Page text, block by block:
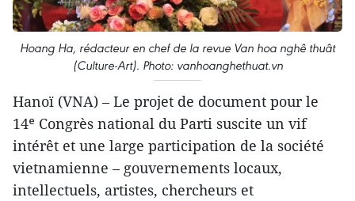
Hoang Ha, rédacteur en chef de la revue Van hoa nghê thuât
(Culture-Art). Photo: vanhoanghethuat.vn
Hanoï (VNA) – Le projet de document pour le
14ᵉ Congrès national du Parti suscite un vif
intérêt et une large participation de la société
vietnamienne – gouvernements locaux,
intellectuels, artistes, chercheurs et